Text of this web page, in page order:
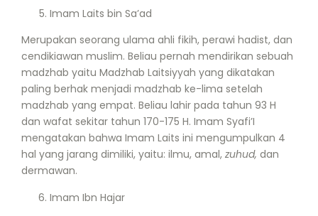
Imam Laits bin Sa’ad
Merupakan seorang ulama ahli fikih, perawi hadist, dan
cendikiawan muslim. Beliau pernah mendirikan sebuah
madzhab yaitu Madzhab Laitsiyyah yang dikatakan
paling berhak menjadi madzhab ke-lima setelah
madzhab yang empat. Beliau lahir pada tahun 93 H
dan wafat sekitar tahun 170-175 H. Imam Syafi’I
mengatakan bahwa Imam Laits ini mengumpulkan 4
hal yang jarang dimiliki, yaitu: ilmu, amal, zuhud, dan
dermawan.
Imam Ibn Hajar